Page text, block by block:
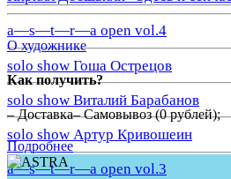
a—s—t—r—a open vol.4
solo show Гоша Острецов
solo show Виталий Барабанов
solo show Артур Кривошеин
a—s—t—r—a open vol.3
О художнике
Как получить?
– Доставка– Самовывоз (0 рублей);
Подробнее